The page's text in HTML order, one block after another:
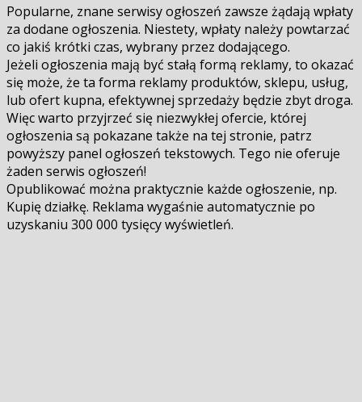
Popularne, znane serwisy ogłoszeń zawsze żądają wpłaty
za dodane ogłoszenia. Niestety, wpłaty należy powtarzać
co jakiś krótki czas, wybrany przez dodającego.
Jeżeli ogłoszenia mają być stałą formą reklamy, to okazać
się może, że ta forma reklamy produktów, sklepu, usług,
lub ofert kupna, efektywnej sprzedaży będzie zbyt droga.
Więc warto przyjrzeć się niezwykłej ofercie, której
ogłoszenia są pokazane także na tej stronie, patrz
powyższy panel ogłoszeń tekstowych. Tego nie oferuje
żaden serwis ogłoszeń!
Opublikować można praktycznie każde ogłoszenie, np.
Kupię działkę. Reklama wygaśnie automatycznie po
uzyskaniu 300 000 tysięcy wyświetleń.